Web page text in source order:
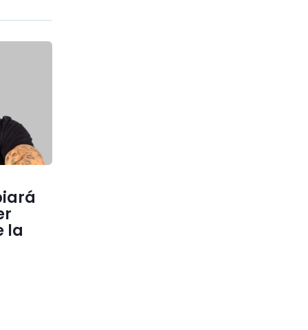
la